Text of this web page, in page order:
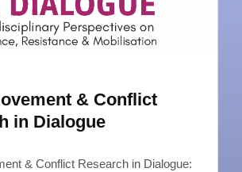
& Conflict
in Dialogue
& Conflict Research in Dialogue: